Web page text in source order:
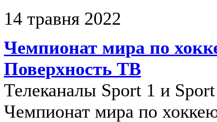
14 травня 2022
Чемпионат мира по
Поверхность ТВ
Телеканалы Sport 1 и
Чемпионат мира по